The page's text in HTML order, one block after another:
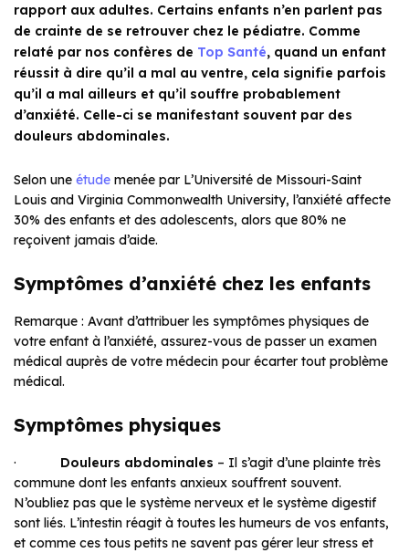
rapport aux adultes. Certains enfants n’en parlent pas
de crainte de se retrouver chez le pédiatre. Comme
relaté par nos confères de Top Santé, quand un enfant
réussit à dire qu’il a mal au ventre, cela signifie parfois
qu’il a mal ailleurs et qu’il souffre probablement
d’anxiété. Celle-ci se manifestant souvent par des
douleurs abdominales.
Selon une étude menée par L’Université de Missouri-Saint
Louis and Virginia Commonwealth University, l’anxiété affecte
30% des enfants et des adolescents, alors que 80% ne
reçoivent jamais d’aide.
Symptômes d’anxiété chez les enfants
Remarque : Avant d’attribuer les symptômes physiques de
votre enfant à l’anxiété, assurez-vous de passer un examen
médical auprès de votre médecin pour écarter tout problème
médical.
Symptômes physiques
· Douleurs abdominales – Il s’agit d’une plainte très
commune dont les enfants anxieux souffrent souvent.
N’oubliez pas que le système nerveux et le système digestif
sont liés. L’intestin réagit à toutes les humeurs de vos enfants,
et comme ces tous petits ne savent pas gérer leur stress et